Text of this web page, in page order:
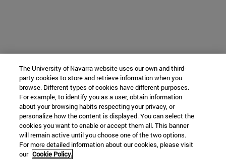
The University of Navarra website uses our own and third-
party cookies to store and retrieve information when you
browse. Different types of cookies have different purposes.
For example, to identify you as a user, obtain information
about your browsing habits respecting your privacy, or
personalize how the content is displayed. You can select the
cookies you want to enable or accept them all. This banner
will remain active until you choose one of the two options.
For more detailed information about our cookies, please visit
our Cookie Policy.